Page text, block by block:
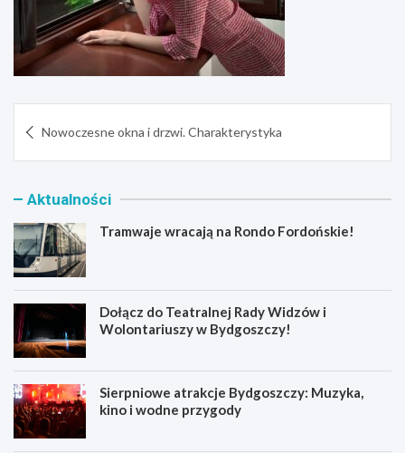
wpisu
Nowoczesne okna i drzwi. Charakterystyka
Aktualności
Tramwaje wracają na Rondo Fordońskie!
Dołącz do Teatralnej Rady Widzów i
Wolontariuszy w Bydgoszczy!
Sierpniowe atrakcje Bydgoszczy: Muzyka,
kino i wodne przygody